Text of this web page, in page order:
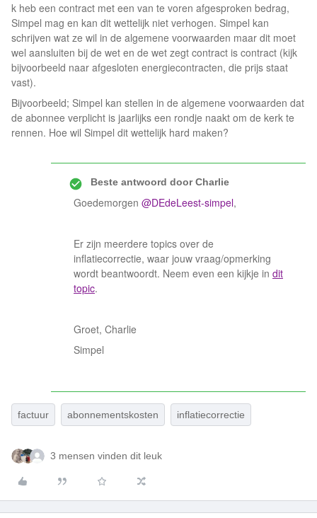
k heb een contract met een van te voren afgesproken bedrag,
Simpel mag en kan dit wettelijk niet verhogen. Simpel kan
schrijven wat ze wil in de algemene voorwaarden maar dit moet
wel aansluiten bij de wet en de wet zegt contract is contract (kijk
bijvoorbeeld naar afgesloten energiecontracten, die prijs staat
vast).
Bijvoorbeeld; Simpel kan stellen in de algemene voorwaarden dat
de abonnee verplicht is jaarlijks een rondje naakt om de kerk te
rennen. Hoe wil Simpel dit wettelijk hard maken?
Beste antwoord doorCharlie
Goedemorgen @DEdeLeest-simpel,
Er zijn meerdere topics over de
inflatiecorrectie, waar jouw vraag/opmerking
wordt beantwoordt. Neem even een kijkje in dit
topic.
Groet, Charlie
Simpel
factuur abonnementskosten inflatiecorrectie
3 mensen vinden dit leuk